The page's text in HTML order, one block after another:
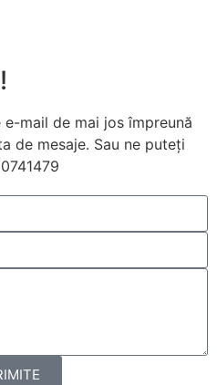
mail de mai jos împreună
de mesaje. Sau ne puteți